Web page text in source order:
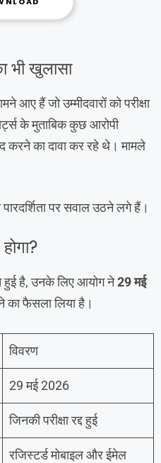
भी खुलासा
आए हैं जो उम्मीदवारों को परीक्षा
के मुताबिक कुछ आरोपी
करने का दावा कर रहे थे। मामले
पर सवाल उठने लगे हैं।
हुई है, उनके लिए आयोग ने29 मई
का फैसला लिया है।
विवरण
29 मई 2026
जिनकी परीक्षा रद्द हुई
रजिस्टर्ड मोबाइल और ईमेल